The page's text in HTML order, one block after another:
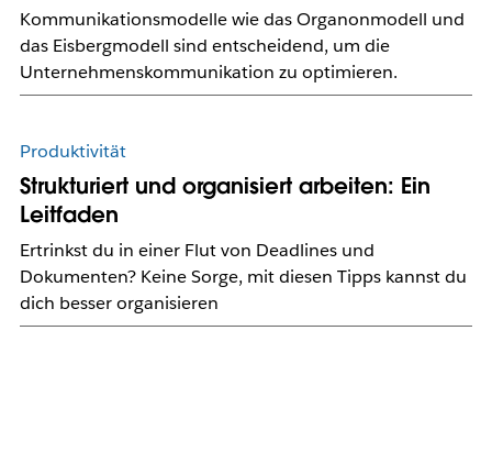
Kommunikationsmodelle wie das Organonmodell und
das Eisbergmodell sind entscheidend, um die
Unternehmenskommunikation zu optimieren.
Produktivität
Strukturiert und organisiert arbeiten: Ein
Leitfaden
Ertrinkst du in einer Flut von Deadlines und
Dokumenten? Keine Sorge, mit diesen Tipps kannst du
dich besser organisieren